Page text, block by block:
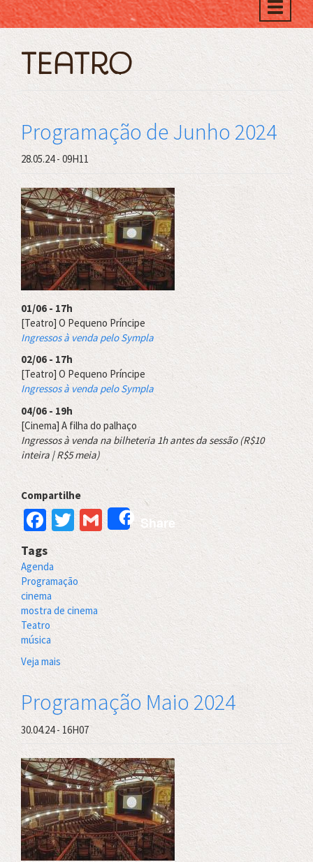
Toggle
Teatro
Programação de Junho 2024
28.05.24 - 09H11
01/06 - 17h
[Teatro] O Pequeno Príncipe
Ingressos à venda pelo Sympla
02/06 - 17h
[Teatro] O Pequeno Príncipe
Ingressos à venda pelo Sympla
04/06 - 19h
[Cinema] A filha do palhaço
Ingressos à venda na bilheteria 1h antes da sessão (R$10
inteira | R$5 meia)
Compartilhe
Facebook
Twitter
GmailShare
Tags
Agenda
Programação
cinema
mostra de cinema
Teatro
música
Veja mais sobre
Programação
Junho
Programação Maio 2024
30.04.24 - 16H07